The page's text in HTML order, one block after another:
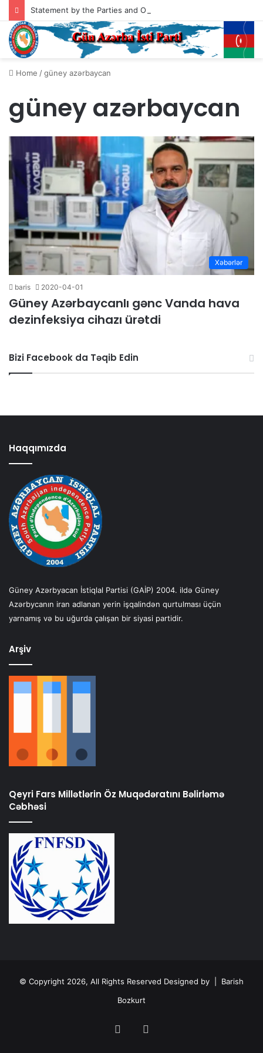
Home /güney azərbaycan
güney azərbaycan
Xəbərlər
baris 2020-04-01
Güney Azərbaycanlı gənc Vanda hava
dezinfeksiya cihazı ürətdi
Bizi Facebook da Təqib Edin
Haqqımızda
Güney Azərbyacan İstiqlal Partisi (GAİP) 2004. ildə Güney
Azərbycanın iran adlanan yerin işqalindən qurtulması üçün
yarnamış və bu uğurda çalışan bir siyasi partidir.
Arşiv
Qeyri Fars Millətlərin Öz Muqədəratını Bəlirləmə
Cəbhəsi
© Copyright 2026, All Rights Reserved Designed by | Barish
Bozkurt
Facebook